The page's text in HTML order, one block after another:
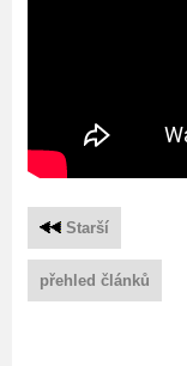
Starší
přehled článků